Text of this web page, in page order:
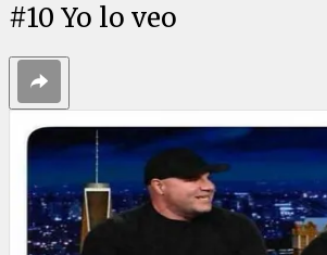
#10 Yo lo veo